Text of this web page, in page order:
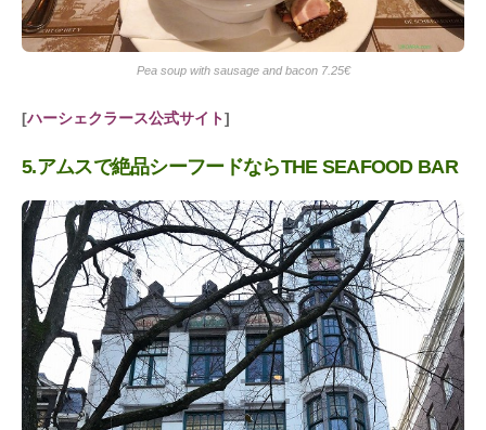
Pea soup with sausage and bacon 7.25€
[ハーシェクラース公式サイト]
5.アムスで絶品シーフードならTHE SEAFOOD BAR